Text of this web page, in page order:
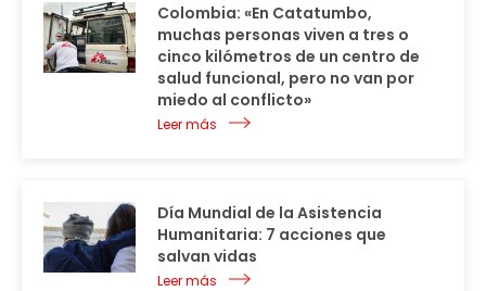
Colombia: «En Catatumbo,
muchas personas viven a tres o
cinco kilómetros de un centro de
salud funcional, pero no van por
miedo al conflicto»
Leer más
Día Mundial de la Asistencia
Humanitaria: 7 acciones que
salvan vidas
Leer más